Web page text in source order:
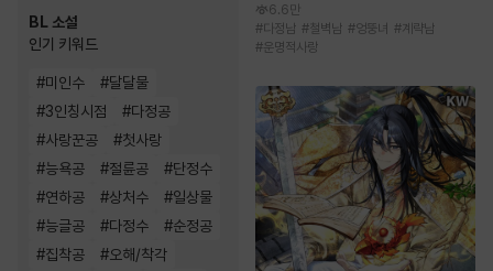
BL 소설
인기 키워드
#미인수 #달달물
#3인칭시점 #다정공
#사랑꾼공 #첫사랑
#능욕공 #절륜공 #단정수
#연하공 #상처수 #일상물
#능글공 #다정수 #순정공
#집착공 #오해/착각
6.6만
#다정남 #철벽남 #엉뚱녀 #계략남
#운명적사랑